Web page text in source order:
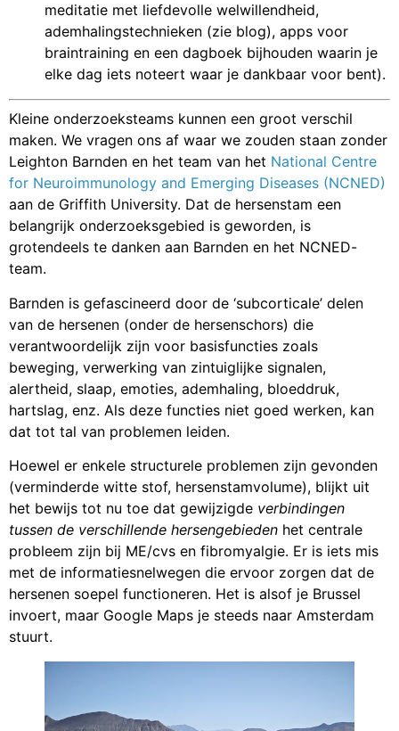
meditatie met liefdevolle welwillendheid,
ademhalingstechnieken (zie blog), apps voor
braintraining en een dagboek bijhouden waarin je
elke dag iets noteert waar je dankbaar voor bent).
Kleine onderzoeksteams kunnen een groot verschil
maken. We vragen ons af waar we zouden staan zonder
Leighton Barnden en het team van het National Centre
for Neuroimmunology and Emerging Diseases (NCNED)
aan de Griffith University. Dat de hersenstam een
belangrijk onderzoeksgebied is geworden, is
grotendeels te danken aan Barnden en het NCNED-
team.
Barnden is gefascineerd door de ‘subcorticale’ delen
van de hersenen (onder de hersenschors) die
verantwoordelijk zijn voor basisfuncties zoals
beweging, verwerking van zintuiglijke signalen,
alertheid, slaap, emoties, ademhaling, bloeddruk,
hartslag, enz. Als deze functies niet goed werken, kan
dat tot tal van problemen leiden.
Hoewel er enkele structurele problemen zijn gevonden
(verminderde witte stof, hersenstamvolume), blijkt uit
het bewijs tot nu toe dat gewijzigde verbindingen
tussen de verschillende hersengebieden het centrale
probleem zijn bij ME/cvs en fibromyalgie. Er is iets mis
met de informatiesnelwegen die ervoor zorgen dat de
hersenen soepel functioneren. Het is alsof je Brussel
invoert, maar Google Maps je steeds naar Amsterdam
stuurt.